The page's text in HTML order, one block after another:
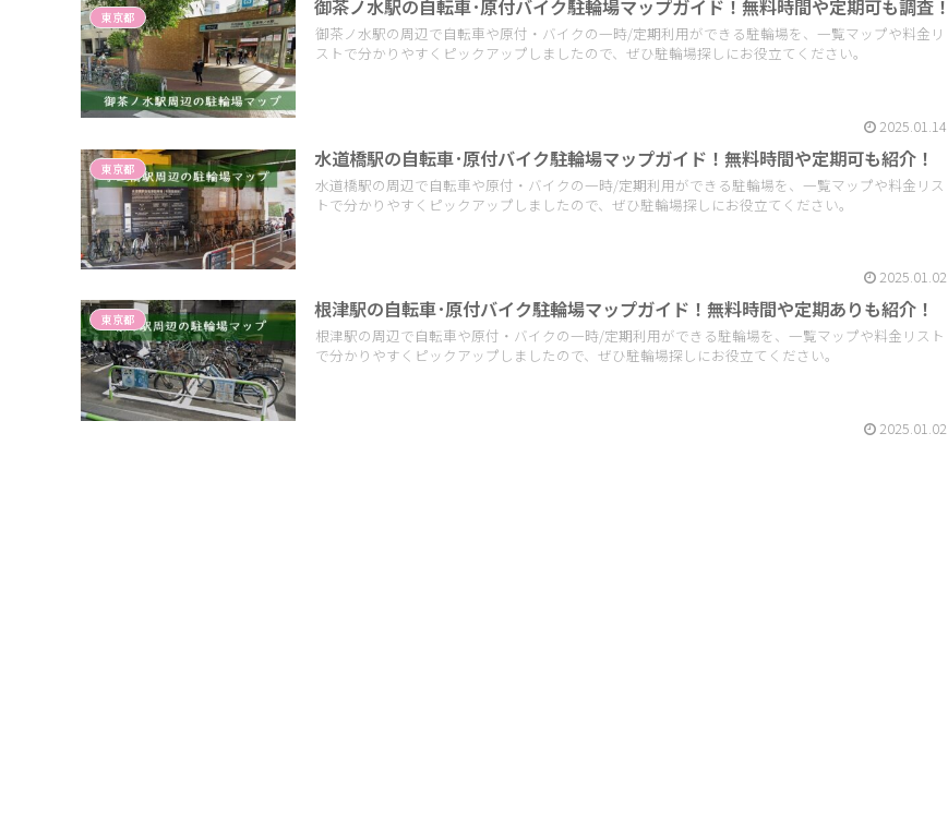
東京都 御茶ノ水駅の自転車･原付バイク駐輪場マップガイド！無料時間や定期可も調査！
御茶ノ水駅の周辺で自転車や原付・バイクの一時/定期利用ができる駐輪場を、一覧マップや料金リ
ストで分かりやすくピックアップしましたので、ぜひ駐輪場探しにお役立てください。
2025.01.14
東京都 水道橋駅の自転車･原付バイク駐輪場マップガイド！無料時間や定期可も紹介！
水道橋駅の周辺で自転車や原付・バイクの一時/定期利用ができる駐輪場を、一覧マップや料金リス
トで分かりやすくピックアップしましたので、ぜひ駐輪場探しにお役立てください。
2025.01.02
東京都 根津駅の自転車･原付バイク駐輪場マップガイド！無料時間や定期ありも紹介！
根津駅の周辺で自転車や原付・バイクの一時/定期利用ができる駐輪場を、一覧マップや料金リスト
で分かりやすくピックアップしましたので、ぜひ駐輪場探しにお役立てください。
2025.01.02